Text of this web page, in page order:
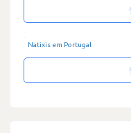
Natixis em Portugal